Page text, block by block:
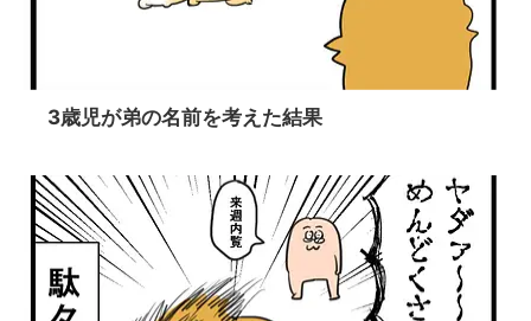
3歳児が弟の名前を考えた結果